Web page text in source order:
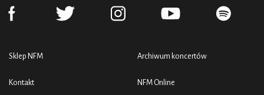
Sklep NFM
Kontakt
Archiwum koncertów
NFM Online